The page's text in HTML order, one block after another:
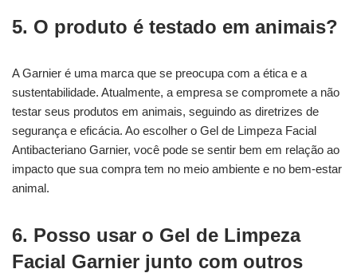
5. O produto é testado em animais?
A Garnier é uma marca que se preocupa com a ética e a
sustentabilidade. Atualmente, a empresa se compromete a não
testar seus produtos em animais, seguindo as diretrizes de
segurança e eficácia. Ao escolher o Gel de Limpeza Facial
Antibacteriano Garnier, você pode se sentir bem em relação ao
impacto que sua compra tem no meio ambiente e no bem-estar
animal.
6. Posso usar o Gel de Limpeza
Facial Garnier junto com outros